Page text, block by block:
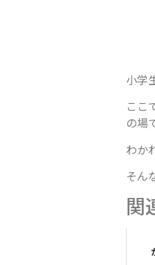
小学
ここ
の場
わか
そん
関